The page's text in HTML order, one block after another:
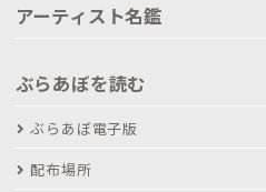
アーティスト名鑑
ぶらあぼを読む
ぶらあぼ電子版
配布場所